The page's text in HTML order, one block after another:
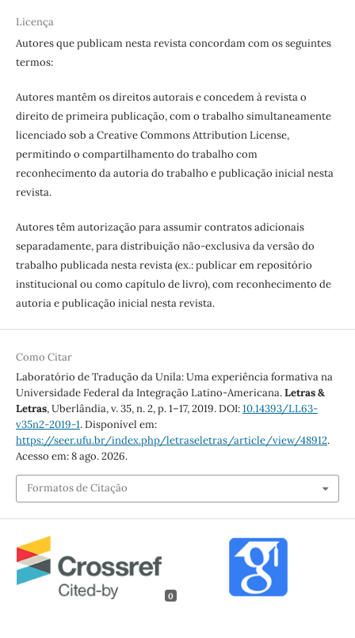
Licença
Autores que publicam nesta revista concordam com os seguintes
termos:
Autores mantêm os direitos autorais e concedem à revista o
direito de primeira publicação, com o trabalho simultaneamente
licenciado sob a Creative Commons Attribution License,
permitindo o compartilhamento do trabalho com
reconhecimento da autoria do trabalho e publicação inicial nesta
revista.
Autores têm autorização para assumir contratos adicionais
separadamente, para distribuição não-exclusiva da versão do
trabalho publicada nesta revista (ex.: publicar em repositório
institucional ou como capítulo de livro), com reconhecimento de
autoria e publicação inicial nesta revista.
Como Citar
Laboratório de Tradução da Unila: Uma experiência formativa na
Universidade Federal da Integração Latino-Americana.Letras &
Letras, Uberlândia, v. 35, n. 2, p. 1–17, 2019. DOI:10.14393/LL63-
v35n2-2019-1. Disponível em:
https://seer.ufu.br/index.php/letraseletras/article/view/48912.
Acesso em: 8 ago. 2026.
Formatos de Citação
0